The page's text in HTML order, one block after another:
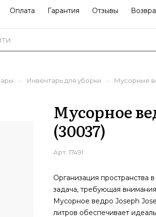
Оплата Гарантия Отзывы
– Инвентарь для уборки – Мусорные
Мусорное
(30037)
Арт. 17491
Организация пространства
задача, требующая
Мусорное ведро Joseph
литров обеспечивает